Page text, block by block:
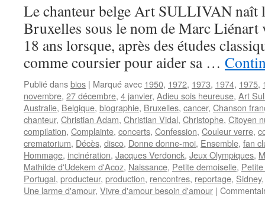
Le chanteur belge Art SULLIVAN naît
Bruxelles sous le nom de Marc Liénart
18 ans lorsque, après des études
comme coursier pour aider sa …
Publié dansbios | Marqué avec 1950, 1972, 1973, 1974, 1975,
novembre, 27 décembre, 4 janvier, Adieu sois heureuse, Art
Australie, Belgique, biographie, Bruxelles, cancer, Chanson
chanteur, Christian Adam, Christian Vidal, Christophe, Citoyen
compilation, Complainte, concerts, Confession, Couleur verre,
crematorium, Décès, disco, Donne donne-moi, Ensemble, fan
Hommage, incinération, Jacques Verdonck, Jeux Olympiques,
Mathilde d'Udekem d'Acoz, Naissance, Petite demoiselle,
Portugal, producteur, production, rencontres, reportage, Sidney
Une larme d'amour, Vivre d'amour besoin d'amour |